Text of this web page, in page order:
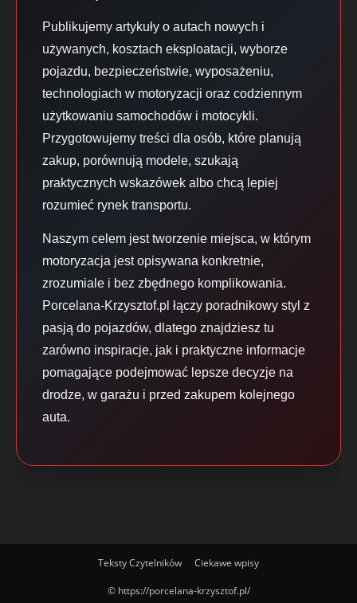
Publikujemy artykuły o autach nowych i
używanych, kosztach eksploatacji, wyborze
pojazdu, bezpieczeństwie, wyposażeniu,
technologiach w motoryzacji oraz codziennym
użytkowaniu samochodów i motocykli.
Przygotowujemy treści dla osób, które planują
zakup, porównują modele, szukają
praktycznych wskazówek albo chcą lepiej
rozumieć rynek transportu.
Naszym celem jest tworzenie miejsca, w którym
motoryzacja jest opisywana konkretnie,
zrozumiale i bez zbędnego komplikowania.
Porcelana-Krzysztof.pl łączy poradnikowy styl z
pasją do pojazdów, dlatego znajdziesz tu
zarówno inspiracje, jak i praktyczne informacje
pomagające podejmować lepsze decyzje na
drodze, w garażu i przed zakupem kolejnego
auta.
Teksty Czytelników Ciekawe wpisy
© https://porcelana-krzysztof.pl/